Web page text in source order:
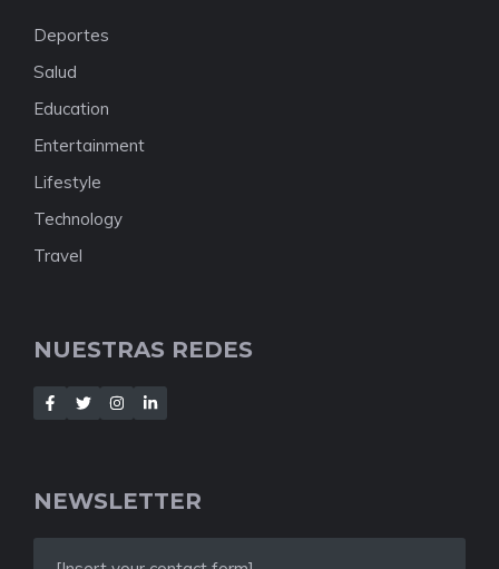
Deportes
Salud
Education
Entertainment
Lifestyle
Technology
Travel
NUESTRAS REDES
NEWSLETTER